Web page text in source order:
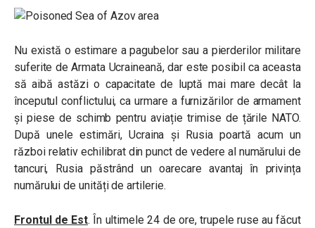
Nu există o estimare a pagubelor sau a pierderilor militare
suferite de Armata Ucraineană, dar este posibil ca aceasta
să aibă astăzi o capacitate de luptă mai mare decât la
începutul conflictului, ca urmare a furnizărilor de armament
și piese de schimb pentru aviație trimise de țările NATO.
După unele estimări, Ucraina și Rusia poartă acum un
război relativ echilibrat din punct de vedere al numărului de
tancuri, Rusia păstrând un oarecare avantaj în privința
numărului de unități de artilerie.
Frontul de Est. În ultimele 24 de ore, trupele ruse au făcut